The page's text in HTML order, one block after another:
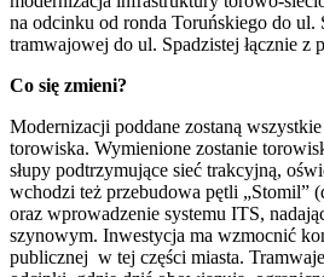
na odcinku od ronda Toruńskiego do ul.
tramwajowej do ul. Spadzistej łącznie z
Co się zmieni?
Modernizacji poddane zostaną
torowiska. Wymienione zostanie
słupy podtrzymujące sieć trakcyjną,
wchodzi też przebudowa pętli „Stomil”
oraz wprowadzenie systemu ITS,
szynowym. Inwestycja ma wzmocnić
publicznej w tej części miasta.